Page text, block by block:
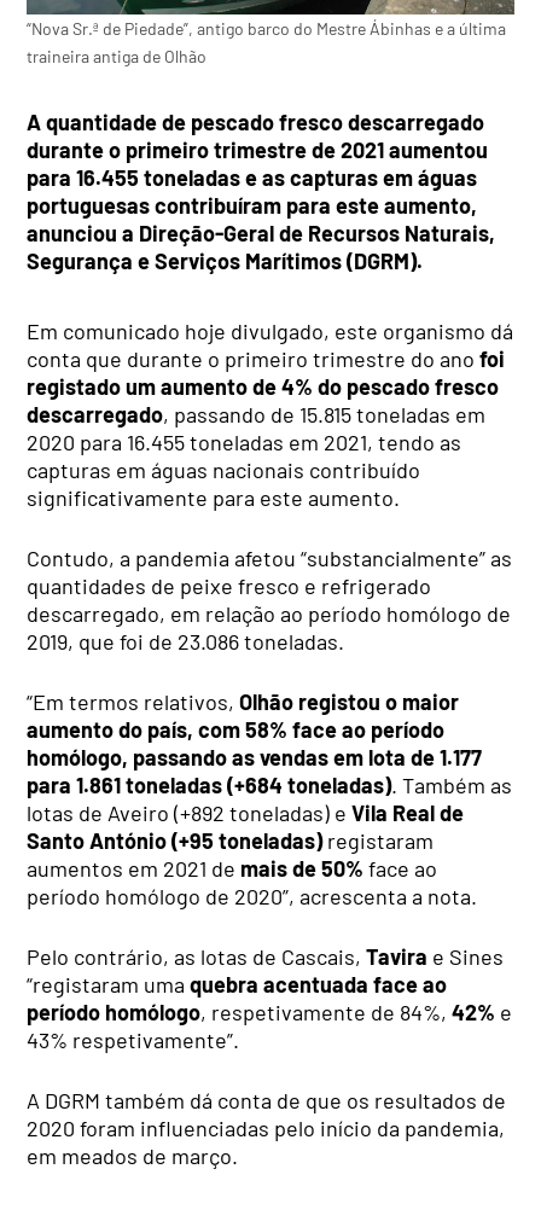
“Nova Sr.ª de Piedade”, antigo barco do Mestre Ábinhas e a última
traineira antiga de Olhão
A quantidade de pescado fresco descarregado
durante o primeiro trimestre de 2021 aumentou
para 16.455 toneladas e as capturas em águas
portuguesas contribuíram para este aumento,
anunciou a Direção-Geral de Recursos Naturais,
Segurança e Serviços Marítimos (DGRM).
Em comunicado hoje divulgado, este organismo dá
conta que durante o primeiro trimestre do anofoi
registado um aumento de 4% do pescado fresco
descarregado, passando de 15.815 toneladas em
2020 para 16.455 toneladas em 2021, tendo as
capturas em águas nacionais contribuído
significativamente para este aumento.
Contudo, a pandemia afetou “substancialmente” as
quantidades de peixe fresco e refrigerado
descarregado, em relação ao período homólogo de
2019, que foi de 23.086 toneladas.
“Em termos relativos,Olhão registou o maior
aumento do país, com 58% face ao período
homólogo, passando as vendas em lota de 1.177
para 1.861 toneladas (+684 toneladas). Também as
lotas de Aveiro (+892 toneladas) eVila Real de
Santo António (+95 toneladas)registaram
aumentos em 2021 de mais de 50% face ao
período homólogo de 2020”, acrescenta a nota.
Pelo contrário, as lotas de Cascais,Tavira e Sines
“registaram umaquebra acentuada face ao
período homólogo, respetivamente de 84%,42% e
43% respetivamente”.
A DGRM também dá conta de que os resultados de
2020 foram influenciadas pelo início da pandemia,
em meados de março.